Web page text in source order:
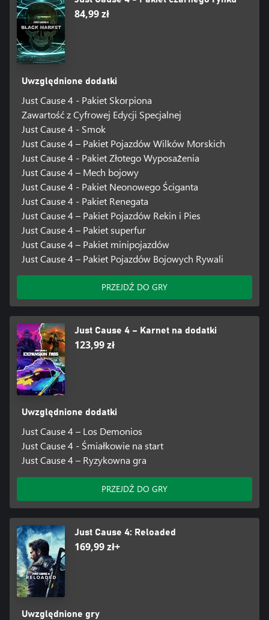
84,99 zł
Uwzględnione dodatki
Just Cause 4 - Pakiet Skorpiona
Zawartość z Cyfrowej Edycji Specjalnej
Just Cause 4 - Smok
Just Cause 4 – Pakiet Pojazdów Wilków Morskich
Just Cause 4 - Pakiet Złotego Wyposażenia
Just Cause 4 – Mech bojowy
Just Cause 4 - Pakiet Neonowego Ściganta
Just Cause 4 - Pakiet Renegata
Just Cause 4 – Pakiet Pojazdów Rekin i Pies
Just Cause 4 – Pakiet superfur
Just Cause 4 – Pakiet minipojazdów
Just Cause 4 – Pakiet Pojazdów Bojowych Rywali
PRZEJDŹ DO GRY
Just Cause 4 – Karnet na dodatki
123,99 zł
Uwzględnione dodatki
Just Cause 4 – Los Demonios
Just Cause 4 - Śmiałkowie na start
Just Cause 4 – Ryzykowna gra
PRZEJDŹ DO GRY
Just Cause 4: Reloaded
169,99 zł+
Uwzględnione gry